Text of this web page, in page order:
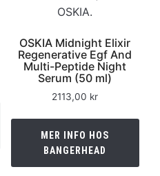
OSKIA Midnight Elixir
Regenerative Egf And
Multi-Peptide Night
Serum (50 ml)
2113,00 kr
MER INFO HOS
BANGERHEAD